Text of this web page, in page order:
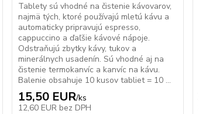
Tablety sú vhodné na čistenie kávovarov,
najmä tých, ktoré používajú mletú kávu a
automaticky pripravujú espresso,
cappuccino a ďaľšie kávové nápoje.
Odstraňujú zbytky kávy, tukov a
minerálnych usadenín. Sú vhodné aj na
čistenie termokanvíc a kanvíc na kávu.
Balenie obsahuje 10 kusov tabliet = 10 ...
15,50 EUR/ks
12,60 EUR bez DPH